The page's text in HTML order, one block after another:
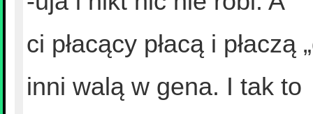
ci płacący płacą i
inni walą w gena. I tak to